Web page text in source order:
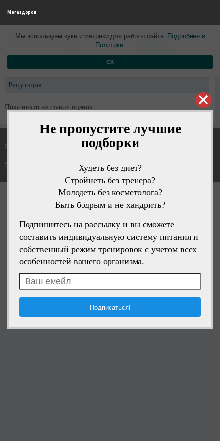
Не пропустите лучшие
подборки
Худеть без диет?
Стройнеть без тренера?
Молодеть без косметолога?
Быть бодрым и не хандрить?
Подпишитесь на рассылку и вы сможете
составить индивидуальную систему питания и
собственный режим тренировок с учетом всех
особенностей вашего организма.
Мегаздоров
Мы используем куки и метрики для работы сайта. Подробнее в
Политике.
ОК
Александр 5 лет назад 0
0
Профиль
Репутация
Пока никто не ставил оценок
Политика конфиденциальности
Мегаздоров © 2026